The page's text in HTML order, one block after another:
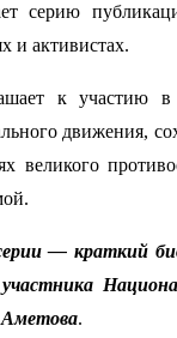
серию
и активистах.
к участию в
движения,
великого
— краткий
Аметова.